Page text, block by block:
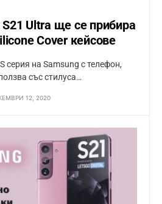
Ultra ще се прибира
Cover кейсове
серия на Samsung с телефон,
със стилуса…
12, 2020